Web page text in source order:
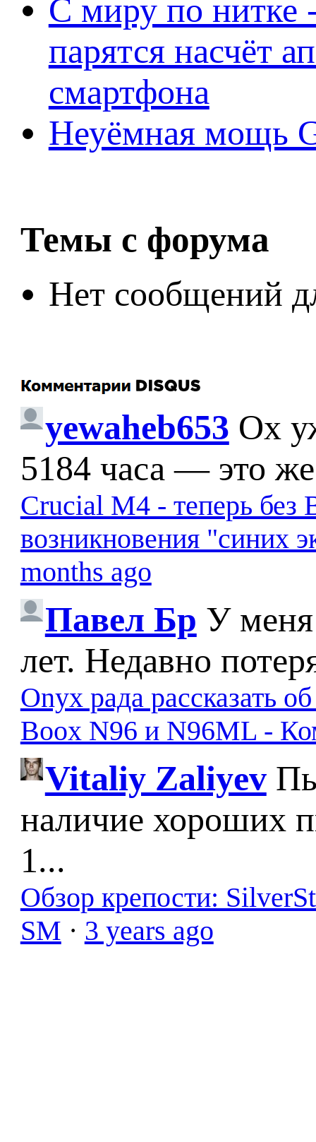
С миру по нитке
парятся насчёт
смартфона
Неуёмная мощь
Темы с форума
Нет сообщений
yewaheb653 Ох
5184 часа — это
Crucial M4 - теперь без
возникновения "синих
months ago
Павел Бр У меня
лет. Недавно
Onyx рада рассказать
Boox N96 и N96ML -
Vitaliy Zaliyev
наличие хороших
1...
Обзор крепости:
SM · 3 years ago